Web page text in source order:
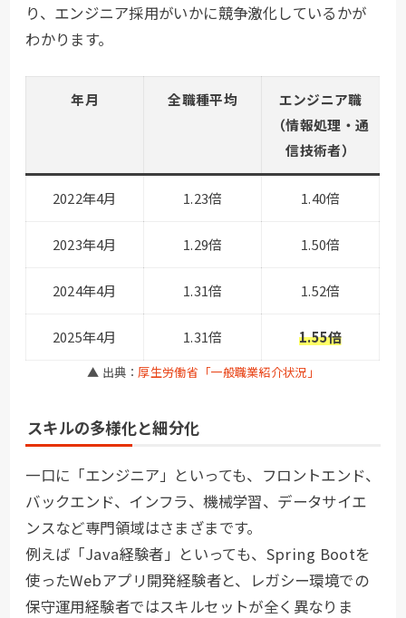
り、エンジニア採用がいかに競争激化しているかが
わかります。
年月 全職種平均
エンジニア職
（情報処理・通
信技術者）
2022年4月 1.23倍 1.40倍
2023年4月 1.29倍 1.50倍
2024年4月 1.31倍 1.52倍
2025年4月 1.31倍 1.55倍
▲ 出典：厚生労働省「一般職業紹介状況」
スキルの多様化と細分化
一口に「エンジニア」といっても、フロントエンド、
バックエンド、インフラ、機械学習、データサイエ
ンスなど専門領域はさまざまです。
例えば「Java経験者」といっても、Spring Bootを
使ったWebアプリ開発経験者と、レガシー環境での
保守運用経験者ではスキルセットが全く異なりま